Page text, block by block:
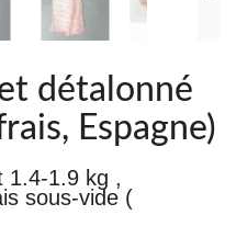
détalonné
Espagne)
1.4-1.9 kg ,
sous-vide (